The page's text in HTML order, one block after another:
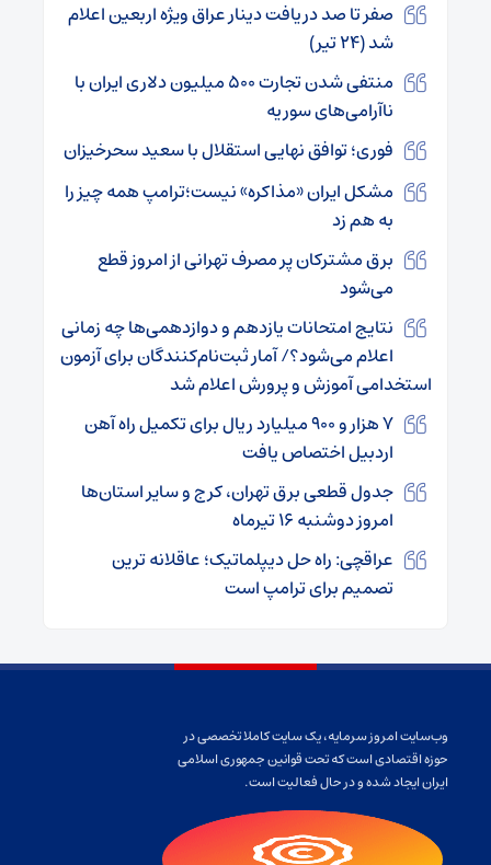
صفر تا صد دریافت دینار عراق ویژه اربعین اعلام
شد (۲۴ تیر)
منتفی شدن تجارت ۵۰۰ میلیون دلاری ایران با
ناآرامی‌های سوریه
فوری؛ توافق نهایی استقلال با سعید سحرخیزان
مشکل ایران «مذاکره» نیست؛ترامپ همه چیز را
به هم زد
برق مشترکان پر مصرف تهرانی از امروز قطع
می‌شود
نتایج امتحانات یازدهم و دوازدهمی‌ها چه زمانی
اعلام می‌شود؟/ آمار ثبت‌نام‌کنندگان برای آزمون
استخدامی آموزش و پرورش اعلام شد
۷ هزار و ۹۰۰ میلیارد ریال برای تکمیل راه آهن
اردبیل اختصاص یافت
جدول قطعی برق تهران، کرج و سایر استان‌ها
امروز دوشنبه ۱۶ تیرماه
عراقچی: راه حل دیپلماتیک؛ عاقلانه ترین
تصمیم برای ترامپ است
وب‌سایت امروز سرمایه، یک سایت کاملا تخصصی در
حوزه اقتصادی است که تحت قوانین جمهوری اسلامی
ایران ایجاد شده و در حال فعالیت است.